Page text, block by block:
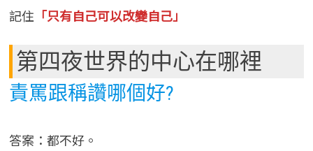
記住 「只有自己可以改變自己」
第四夜世界的中心在哪裡
責罵跟稱讚哪個好?
答案：都不好。